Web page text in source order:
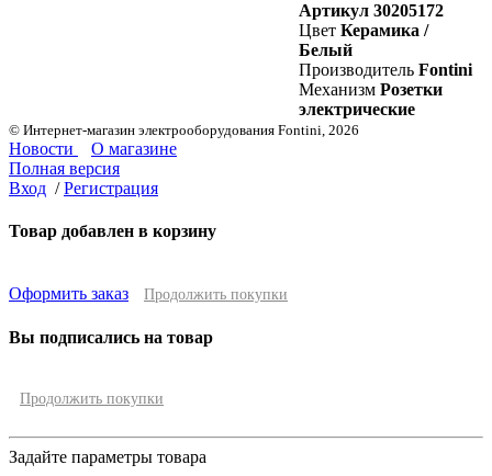
Артикул 30205172
Цвет Керамика /
Белый
Производитель Fontini
Механизм Розетки
электрические
© Интернет-магазин электрооборудования Fontini, 2026
Новости
О магазине
Полная версия
Вход / Регистрация
Товар добавлен в корзину
Оформить заказ Продолжить покупки
Вы подписались на товар
Продолжить покупки
Задайте параметры товара